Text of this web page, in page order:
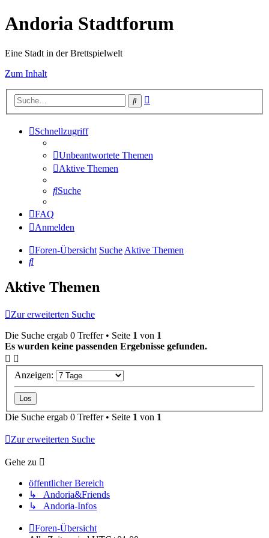
Andoria Stadtforum
Eine Stadt in der Brettspielwelt
Zum Inhalt
Suche
Schnellzugriff
Unbeantwortete Themen
Aktive Themen
Suche
FAQ
Anmelden
Foren-Übersicht SucheAktive Themen
Suche
Aktive Themen
Zur erweiterten Suche
Die Suche ergab 0 Treffer • Seite 1 von 1
Es wurden keine passenden Ergebnisse gefunden.
Anzeigen:
Die Suche ergab 0 Treffer • Seite 1 von 1
Zur erweiterten Suche
Gehe zu
öffentlicher Bereich
↳ Andoria&Friends
↳ Andoria-Infos
Foren-Übersicht